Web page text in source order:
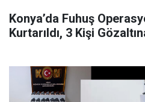
Konya’da Fuhuş
Kurtarıldı, 3 Kişi